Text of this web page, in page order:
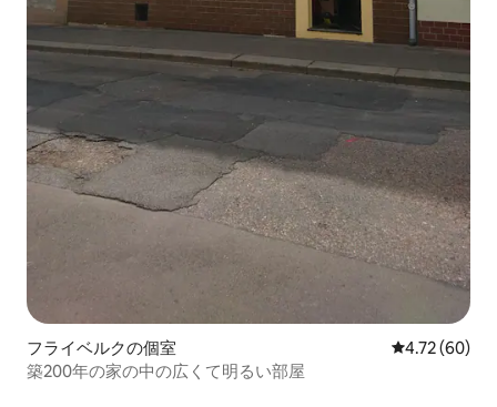
フライベルクの個室 レビュー60
4.72 (60)
築200年の家の中の広くて明るい部屋